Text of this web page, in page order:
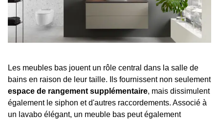
Les meubles bas jouent un rôle central dans la salle de
bains en raison de leur taille. Ils fournissent non seulement
espace de rangement supplémentaire, mais dissimulent
également le siphon et d'autres raccordements. Associé à
un lavabo élégant, un meuble bas peut également